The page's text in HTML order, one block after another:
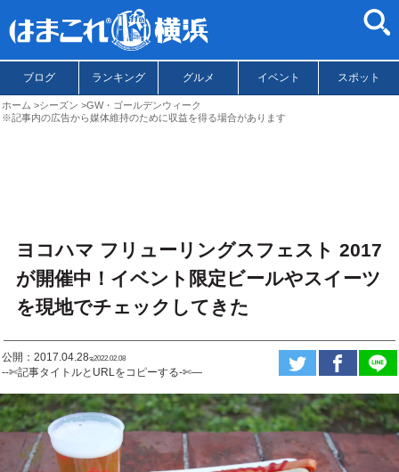
ブログ ランキング グルメ イベント スポット
ホーム シーズン
GW・ゴールデンウィーク
※記事内の広告から媒体維持のために収益を得る場合があります
ヨコハマ フリューリングスフェスト 2017
が開催中！イベント限定ビールやスイーツ
を現地でチェックしてきた
公開：2017.04.28ಇ2022.02.08
--✄記事タイトルとURLをコピーする-✄—